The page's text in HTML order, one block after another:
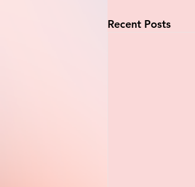
Recent Posts